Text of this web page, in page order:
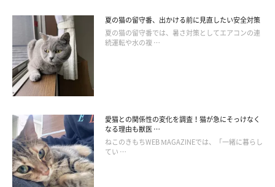
夏の猫の留守番、出かける前に見直したい安全対策
夏の猫の留守番では、暑さ対策としてエアコンの連
続運転や水の複 …
愛猫との関係性の変化を調査！猫が急にそっけなく
なる理由も獣医 …
ねこのきもちWEB MAGAZINEでは、「一緒に暮らし
てい …